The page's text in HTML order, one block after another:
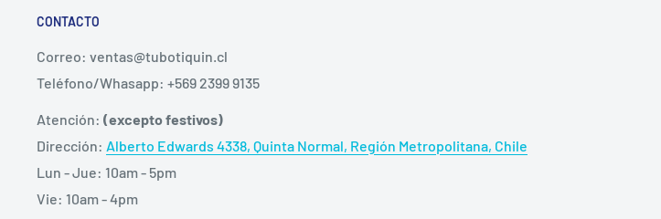
CONTACTO
Correo: ventas@tubotiquin.cl
Teléfono/Whasapp: +569 2399 9135
Atención: (excepto festivos)
Dirección: Alberto Edwards 4338, Quinta Normal, Región Metropolitana, Chile
Lun - Jue: 10am - 5pm
Vie: 10am - 4pm